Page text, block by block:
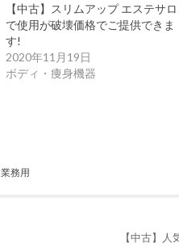
【中古】スリムアップ エステサ
で使用が破壊価格でご提供できま
す!
2020年11月19日
ボディ・痩身機器
業務用
【中古】